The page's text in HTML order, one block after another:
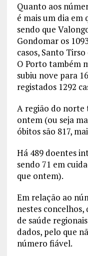
Quanto aos
é mais um dia em
sendo que
Gondomar os
casos, Santo
O Porto também
subiu nove para
registados 1292
A região do norte
ontem (ou seja
óbitos são 817,
Há 489 doentes
sendo 71 em
que ontem).
Em relação ao
nestes concelhos,
de saúde
dados, pelo que
número fiável.